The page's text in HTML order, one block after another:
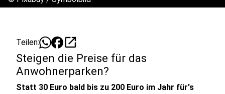
Teilen: open_in_new
Steigen die Preise für das
Anwohnerparken?
Statt 30 Euro bald bis zu 200 Euro im Jahr für's